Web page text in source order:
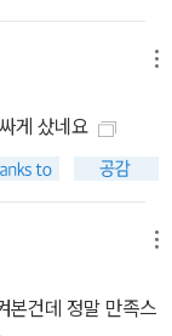
게 샀네요
본건데 정말 만족스